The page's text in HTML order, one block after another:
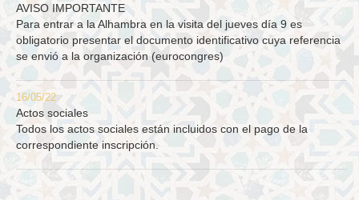
AVISO IMPORTANTE
Para entrar a la Alhambra en la visita del jueves día 9 es
obligatorio presentar el documento identificativo cuya referencia
se envió a la organización (eurocongres)
16/05/22
Actos sociales
Todos los actos sociales están incluidos con el pago de la
correspondiente inscripción.